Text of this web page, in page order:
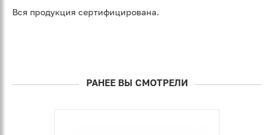
Вся продукция сертифицирована.
РАНЕЕ ВЫ СМОТРЕЛИ